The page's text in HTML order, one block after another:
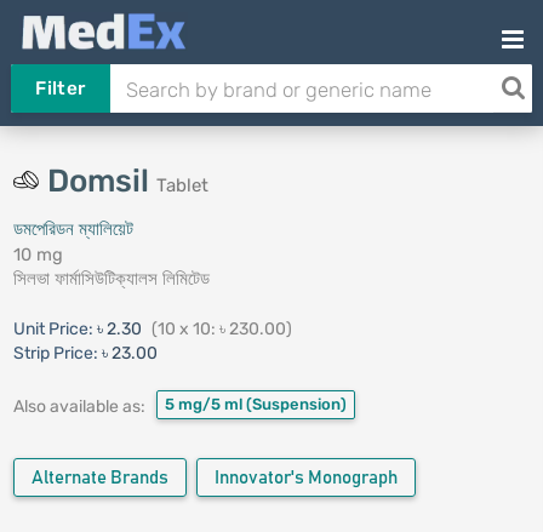
Filter
Domsil Tablet
ডমপেরিডন ম্যালিয়েট
10 mg
সিলভা ফার্মাসিউটিক্যালস লিমিটেড
Unit Price: ৳ 2.30 (10 x 10: ৳ 230.00)
Strip Price: ৳ 23.00
Also available as: 5 mg/5 ml (Suspension)
Alternate Brands Innovator's Monograph